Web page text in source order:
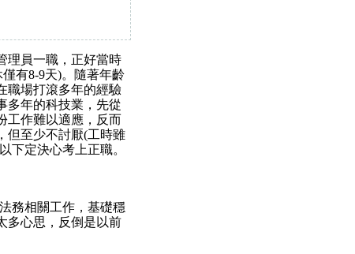
理員一職，正好當時
有8-9天)。隨著年齡
職場打滾多年的經驗
多年的科技業，先從
工作難以適應，反而
但至少不討厭(工時雖
下定決心考上正職。
務相關工作，基礎穩
多心思，反倒是以前